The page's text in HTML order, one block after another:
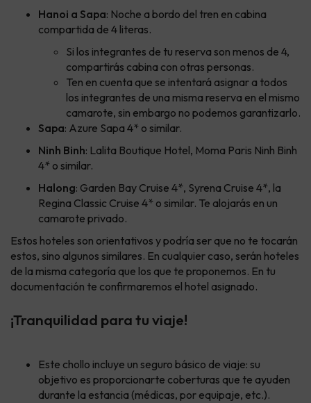
Hanoi a Sapa: Noche a bordo del tren en cabina
compartida de 4 literas.
Si los integrantes de tu reserva son menos de 4,
compartirás cabina con otras personas.
Ten en cuenta que se intentará asignar a todos
los integrantes de una misma reserva en el mismo
camarote, sin embargo no podemos garantizarlo.
Sapa: Azure Sapa 4* o similar.
Ninh Binh: Lalita Boutique Hotel, Moma Paris Ninh Binh
4* o similar.
Halong: Garden Bay Cruise 4*, Syrena Cruise 4*, la
Regina Classic Cruise 4* o similar. Te alojarás en un
camarote privado.
Estos hoteles son orientativos y podría ser que no te tocarán
estos, sino algunos similares. En cualquier caso, serán hoteles
de la misma categoría que los que te proponemos. En tu
documentación te confirmaremos el hotel asignado.
¡Tranquilidad para tu viaje!
Este chollo incluye un seguro básico de viaje: su
objetivo es proporcionarte coberturas que te ayuden
durante la estancia (médicas, por equipaje, etc.).